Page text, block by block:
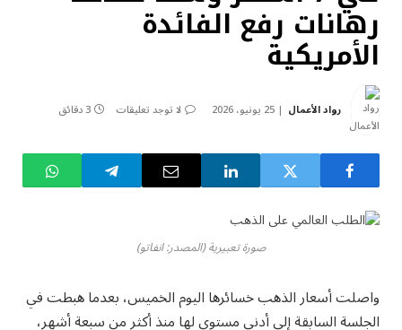
رهانات رفع الفائدة
الأمريكية
رواد الأعمال 25 يونيو، 2026 لا توجد تعليقات 3 دقائق
صورة تعبيرية (المصدر: انفاتو)
واصلت أسعار الذهب خسائرها اليوم الخميس، بعدما هبطت في
الجلسة السابقة إلى أدنى مستوى لها منذ أكثر من سبعة أشهر،